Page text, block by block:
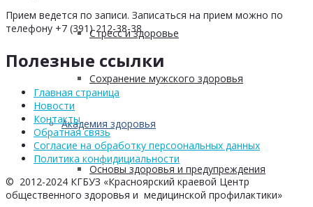
Стресс и здоровье
Сохранение мужского здоровья
Академия здоровья
Основы здоровья и предупреждения
Прием ведется по записи. Записаться на прием можно по
телефону +7 (391) 212-38-38
Полезные ссылки
Главная страница
Новости
Контакты
Обратная связь
Согласие на обработку персоональных данных
Политика конфидициальности
© 2012-2024 КГБУЗ «Красноярский краевой Центр
общественного здоровья и медицинской профилактики»